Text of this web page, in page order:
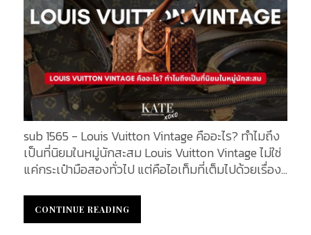
เฉดแดงอันเป็นเอกลักษณ์ของแบรนด์ ให้ความรู้สึก
โดดเด่น ทรงพลัง และเต็มไปด้วยเสน่ห์ สะท้อนถึงความ
มั่นใจของผู้ถือ สีดำ (Black Leather) คลาสสิกเหนือ
กาลเวลา ให้ภาพลักษณ์ที่เรียบโก้ สุขุม และสามารถจับคู่
กับเสื้อผ้าได้หลากหลายสไตล์ ทั้งในลุคทางการและ
ลำลองอย่างลงตัว สีน้ำตาล (Brown Leather) ให้ความ
รู้สึกอบอุ่น หรูหรา และสุภาพ เหมาะสำหรับลุคเรียบหรูที่
ใช้งานได้ทุกโอกาส Hardware : ประดับด้วยอะไหล่สีทอง
โดดเด่นด้วยรูปทรง Horsebit แบบตัดครึ่ง (maxi...
sub 1565 - Louis Vuitton Vintage คืออะไร? ทำไมถึง
เป็นที่นิยมในหมู่นักสะสม Louis Vuitton Vintage ไม่ใช่
แค่กระเป๋ามือสองทั่วไป แต่คือไอเท็มที่เต็มไปด้วยเรื่อง
Vuitton ได้รับความนิยมอย่างมากในหมู่นักสะสมและ
สายแฟชั่นในปัจจุบัน เพราะเป็นสัญลักษณ์ของความ
CONTINUE READING
CONTINUE READING